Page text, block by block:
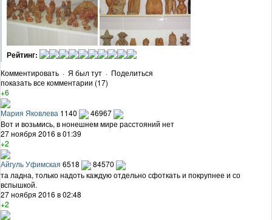
Рейтинг:
Комментировать · Я был тут · Поделиться
показать все комментарии (17)
+6
Мария Яковлева 1140
46967
Вот и возьмись, в нонешнем мире расстояний нет
27 ноября 2016 в 01:39
+2
Айгуль Уфимская 6518
84570
та ладна, только надоть каждую отдельно сфоткать и покрупнее и со
вспышкой.
27 ноября 2016 в 02:48
+2